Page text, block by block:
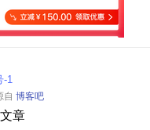
-1
自 博客吧
章